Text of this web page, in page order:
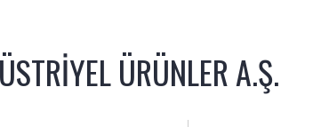
ÜRÜNLER A.Ş.